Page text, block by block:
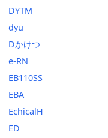
DYTM
dyu
Dかけつ
e-RN
EB110SS
EBA
EchicalH
ED